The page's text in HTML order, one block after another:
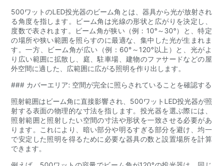
500ワットのLED投光器のビーム角とは、器具から光が放射され
る角度を指します。ビーム角は光線の形状と広がりを決定し、
度数で表されます。ビーム角が狭い（例：10°～30°）と、特定
の場所や狭い範囲を照らすのに最適な、集中した光が生まれま
す。一方、ビーム角が広い（例：60°～120°以上）と、光がよ
り広い範囲に拡散し、庭、駐車場、建物のファサードなどの屋
外空間に適した、広範囲に広がる照明を作り出します。
### カバーエリア: 空間が完全に照らされていることを確認する
照射範囲はビーム角に直接影響され、500ワットLED投光器が照
射する表面の物理的な寸法を指します。投光器を選ぶ際には、
照射範囲と照射したい空間の寸法や形状を一致させる必要があ
ります。これにより、暗い部分や明るすぎる部分を避け、均一
で安定した照明を得るために必要な器具の数と設置場所を計算
できます。